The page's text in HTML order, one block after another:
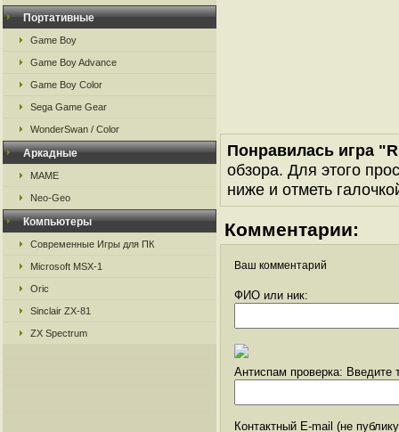
Портативные
Game Boy
Game Boy Advance
Game Boy Color
Sega Game Gear
WonderSwan / Color
Аркадные
MAME
Neo-Geo
Компьютеры
Современные Игры для ПК
Microsoft MSX-1
Oric
Sinclair ZX-81
ZX Spectrum
Понравилась игра
обзора. Для этого
ниже и отметь
Комментарии:
Ваш комментарий
ФИО или ник:
Антиспам проверка: Введите
Контактный E-mail (не